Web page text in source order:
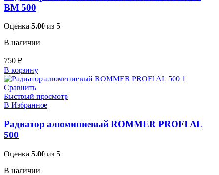
BM 500
Оценка 5.00 из 5
В наличии
750 ₽
В корзину
Сравнить
Быстрый просмотр
В Избранное
Радиатор алюминиевый ROMMER PROFI AL
500
Оценка 5.00 из 5
В наличии